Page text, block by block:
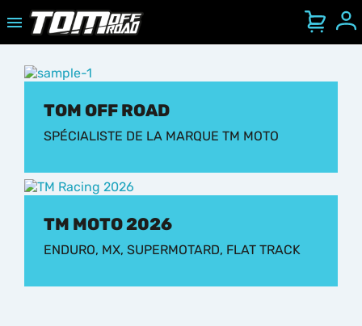

Ouvrir/Fermer le menu mobile
TOM OFF ROAD
SPÉCIALISTE DE LA MARQUE TM MOTO
TM MOTO 2026
ENDURO, MX, SUPERMOTARD, FLAT TRACK